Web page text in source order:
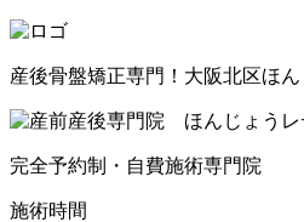
産後骨盤矯正専門！大阪北区ほ
完全予約制・自費施術専門院
施術時間